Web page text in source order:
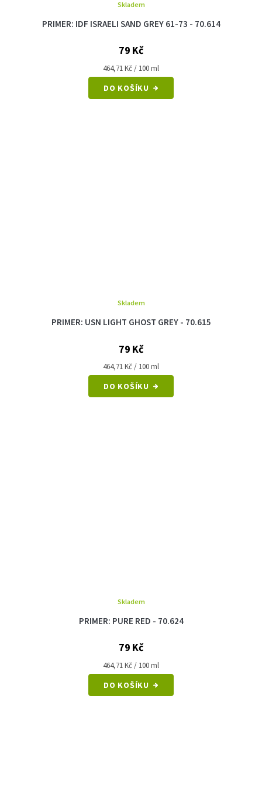
PRIMER: IDF ISRAELI SAND GREY 61-73 - 70.614
Skladem
79 Kč
Měrná
cena:
464,71 Kč / 100 ml
DO KOŠÍKU
PRIMER: USN LIGHT GHOST GREY - 70.615
Skladem
79 Kč
Měrná
cena:
464,71 Kč / 100 ml
DO KOŠÍKU
PRIMER: PURE RED - 70.624
Skladem
79 Kč
Měrná
cena:
464,71 Kč / 100 ml
DO KOŠÍKU